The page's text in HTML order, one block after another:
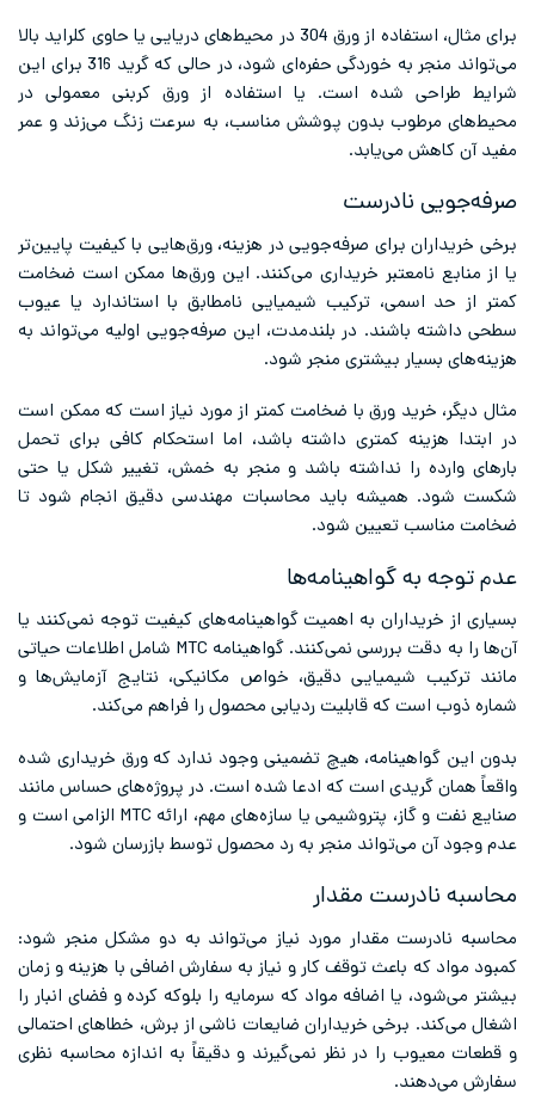
برای مثال، استفاده از ورق 304 در محیط‌های دریایی یا حاوی کلراید بالا
می‌تواند منجر به خوردگی حفره‌ای شود، در حالی که گرید 316 برای این
شرایط طراحی شده است. یا استفاده از ورق کربنی معمولی در
محیط‌های مرطوب بدون پوشش مناسب، به سرعت زنگ می‌زند و عمر
مفید آن کاهش می‌یابد.
صرفه‌جویی نادرست
برخی خریداران برای صرفه‌جویی در هزینه، ورق‌هایی با کیفیت پایین‌تر
یا از منابع نامعتبر خریداری می‌کنند. این ورق‌ها ممکن است ضخامت
کمتر از حد اسمی، ترکیب شیمیایی نامطابق با استاندارد یا عیوب
سطحی داشته باشند. در بلندمدت، این صرفه‌جویی اولیه می‌تواند به
هزینه‌های بسیار بیشتری منجر شود.
مثال دیگر، خرید ورق با ضخامت کمتر از مورد نیاز است که ممکن است
در ابتدا هزینه کمتری داشته باشد، اما استحکام کافی برای تحمل
بارهای وارده را نداشته باشد و منجر به خمش، تغییر شکل یا حتی
شکست شود. همیشه باید محاسبات مهندسی دقیق انجام شود تا
ضخامت مناسب تعیین شود.
عدم توجه به گواهینامه‌ها
بسیاری از خریداران به اهمیت گواهینامه‌های کیفیت توجه نمی‌کنند یا
آن‌ها را به دقت بررسی نمی‌کنند. گواهینامه MTC شامل اطلاعات حیاتی
مانند ترکیب شیمیایی دقیق، خواص مکانیکی، نتایج آزمایش‌ها و
شماره ذوب است که قابلیت ردیابی محصول را فراهم می‌کند.
بدون این گواهینامه، هیچ تضمینی وجود ندارد که ورق خریداری شده
واقعاً همان گریدی است که ادعا شده است. در پروژه‌های حساس مانند
صنایع نفت و گاز، پتروشیمی یا سازه‌های مهم، ارائه MTC الزامی است و
عدم وجود آن می‌تواند منجر به رد محصول توسط بازرسان شود.
محاسبه نادرست مقدار
محاسبه نادرست مقدار مورد نیاز می‌تواند به دو مشکل منجر شود:
کمبود مواد که باعث توقف کار و نیاز به سفارش اضافی با هزینه و زمان
بیشتر می‌شود، یا اضافه مواد که سرمایه را بلوکه کرده و فضای انبار را
اشغال می‌کند. برخی خریداران ضایعات ناشی از برش، خطاهای احتمالی
و قطعات معیوب را در نظر نمی‌گیرند و دقیقاً به اندازه محاسبه نظری
سفارش می‌دهند.